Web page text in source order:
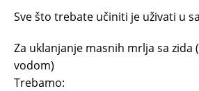
Sve što trebate učiniti je uživati ​​u
Za uklanjanje masnih mrlja sa zida
vodom)
Trebamo: